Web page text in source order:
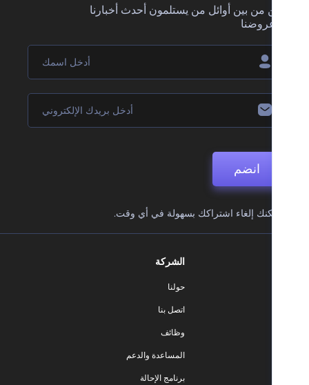
من بين أوائل من يستلمون أحدث أخبارنا
إلغاء اشتراكك بسهولة في أي وقت.
المساعدة والدعم
برنامج الإحالة